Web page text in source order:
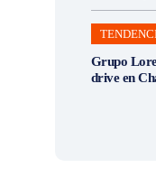
Grupo
drive en